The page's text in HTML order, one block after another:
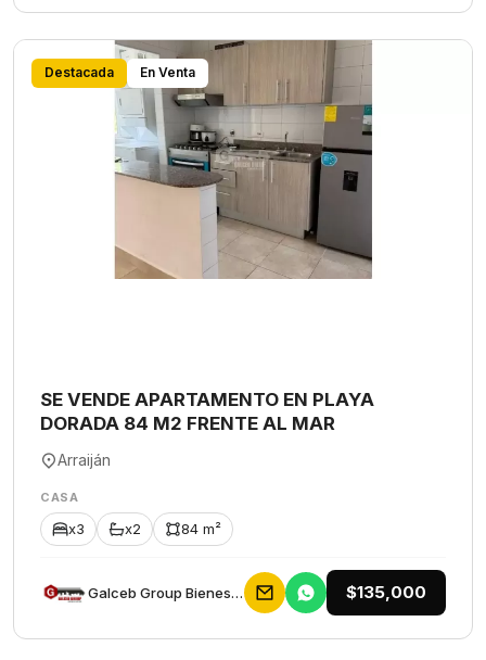
Destacada En Venta
SE VENDE APARTAMENTO EN PLAYA
DORADA 84 M2 FRENTE AL MAR
Arraiján
CASA
x3 x2 84 m²
Galceb Group Bienes Raices $135,000